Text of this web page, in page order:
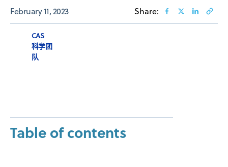
February 11, 2023 Share:
CAS
科学团
队
Table of contents